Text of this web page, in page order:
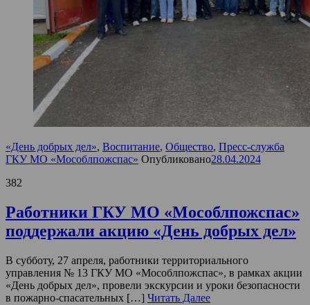
«День добрых дел», Воспитание, Общество, Пресс-служба
ГКУ МО «Мособлпожспас» Опубликовано28.04.2024
382
Работники ГКУ МО «Мособлпожспас»
поддержали акцию «День добрых дел»
В субботу, 27 апреля, работники территориального
управления № 13 ГКУ МО «Мособлпожспас», в рамках акции
«День добрых дел», провели экскурсии и уроки безопасности
в пожарно-спасательных […] Читать Далее